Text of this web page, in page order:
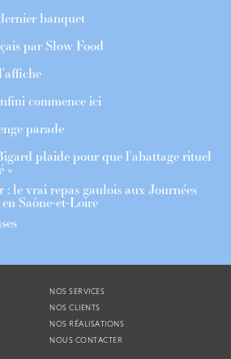
banquet
par Slow Food
commence ici
parade
plaide pour que l’abattage rituel
»
: le vrai repas gaulois aux Journées
Saône-et-Loire
NOS SERVICES
NOS CLIENTS
NOS RÉALISATIONS
NOUS CONTACTER